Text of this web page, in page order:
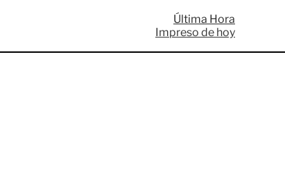
c
i
a
Última Hora
Impreso de hoy